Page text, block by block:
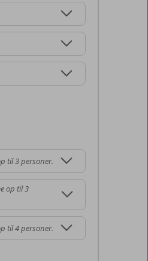
til 3 personer.
op til 3
til 4 personer.